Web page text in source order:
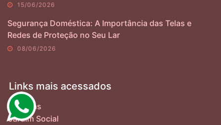
15/06/2026
Segurança Doméstica: A Importância das Telas e
Redes de Proteção no Seu Lar
08/06/2026
Links mais acessados
São Brás
Jardim Social